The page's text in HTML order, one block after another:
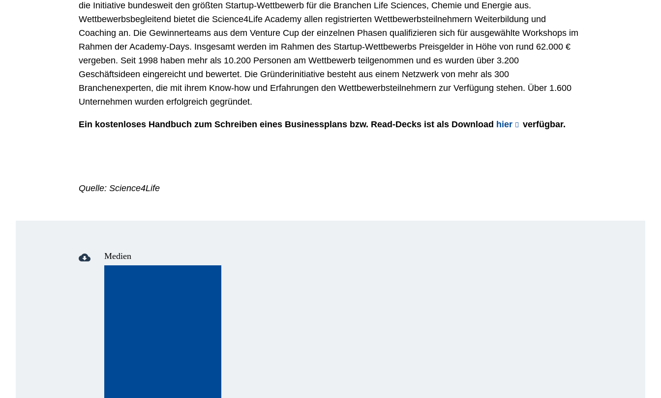
die Initiative bundesweit den größten Startup-Wettbewerb für die Branchen Life Sciences, Chemie und Energie aus.
Wettbewerbsbegleitend bietet die Science4Life Academy allen registrierten Wettbewerbsteilnehmern Weiterbildung und
Coaching an. Die Gewinnerteams aus dem Venture Cup der einzelnen Phasen qualifizieren sich für ausgewählte Workshops im
Rahmen der Academy-Days. Insgesamt werden im Rahmen des Startup-Wettbewerbs Preisgelder in Höhe von rund 62.000 €
vergeben. Seit 1998 haben mehr als 10.200 Personen am Wettbewerb teilgenommen und es wurden über 3.200
Geschäftsideen eingereicht und bewertet. Die Gründerinitiative besteht aus einem Netzwerk von mehr als 300
Branchenexperten, die mit ihrem Know-how und Erfahrungen den Wettbewerbsteilnehmern zur Verfügung stehen. Über 1.600
Unternehmen wurden erfolgreich gegründet.
Ein kostenloses Handbuch zum Schreiben eines Businessplans bzw. Read-Decks ist als Download hier verfügbar.
Quelle: Science4Life
cloud_download Medien